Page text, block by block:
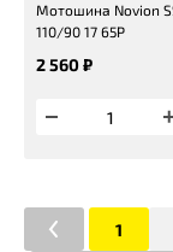
Мотошина Novion
110/90 17 65P
2 560 ₽
1